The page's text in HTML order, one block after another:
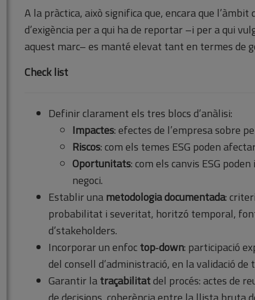
A la pràctica, això significa que, encara que l’àmbit
d’exigència per a qui ha de reportar –i per a qui
aquest marc– es manté elevat tant en termes de
Check list
Definir clarament els tres blocs d’anàlisi:
Impactes: efectes de l’empresa sobre
Riscos: com els temes ESG poden
Oportunitats: com els canvis ESG
negoci.
Establir unametodologia documentada:
probabilitat i severitat, horitzó temporal,
d’stakeholders.
Incorporar un enfoctop‑down: participació
del consell d’administració, en la validació
Garantir latraçabilitatdel procés: actes de